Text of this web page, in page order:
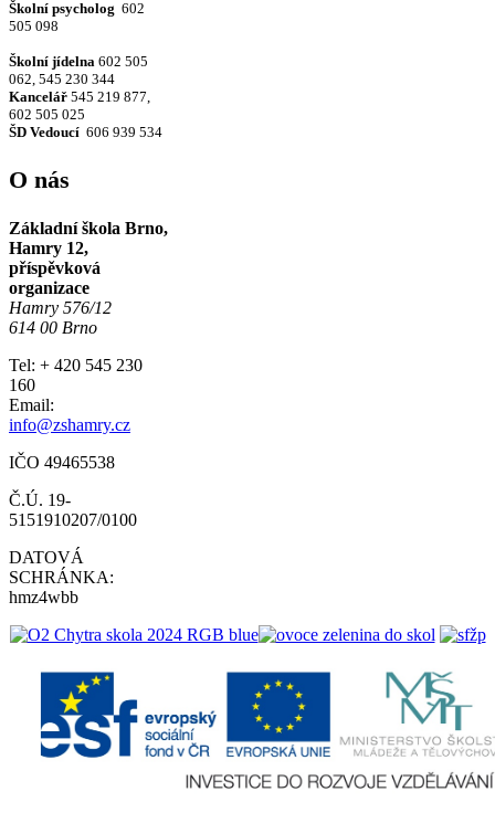
Školní psycholog 602
505 098
Školní jídelna 602 505
062, 545 230 344
Kancelář 545 219 877,
602 505 025
ŠD Vedoucí 606 939 534
O nás
Základní škola Brno,
Hamry 12,
příspěvková
organizace
Hamry 576/12
614 00 Brno
Tel: + 420 545 230
160
Email:
info@zshamry.cz
IČO 49465538
Č.Ú. 19-
5151910207/0100
DATOVÁ
SCHRÁNKA:
hmz4wbb